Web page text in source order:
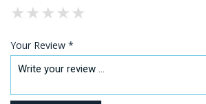
★
★★
★★★
★★★★
★★★★★
Your Review *